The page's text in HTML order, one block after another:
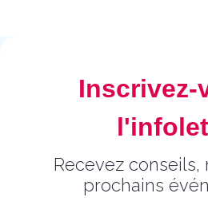
Inscrivez-
Recevez
prochains